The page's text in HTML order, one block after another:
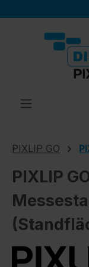
Zum Hauptinhalt
PIXLIP GO
PIXLIP